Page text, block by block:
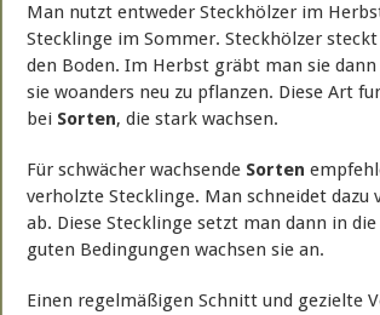
Man nutzt entweder Steckhölzer im
Stecklinge im Sommer. Steckhölzer
den Boden. Im Herbst gräbt man sie dann
sie woanders neu zu pflanzen. Diese Art
bei Sorten, die stark wachsen.
Für schwächer wachsende Sorten
verholzte Stecklinge. Man schneidet dazu
ab. Diese Stecklinge setzt man dann in
guten Bedingungen wachsen sie an.
Einen regelmäßigen Schnitt und gezielte